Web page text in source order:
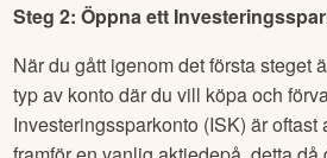
Steg 2: Öppna ett
När du gått igenom det första steget
typ av konto där du vill köpa och
Investeringssparkonto (ISK) är oftast